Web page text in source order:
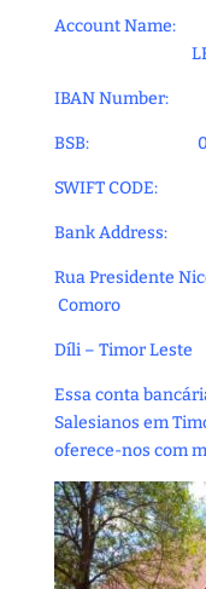
Account Name:
IBAN Number:
BSB:
SWIFT CODE:
Bank Address:
Rua
Comoro
Díli – Timor Leste
Essa conta
Salesianos em
oferece-nos com